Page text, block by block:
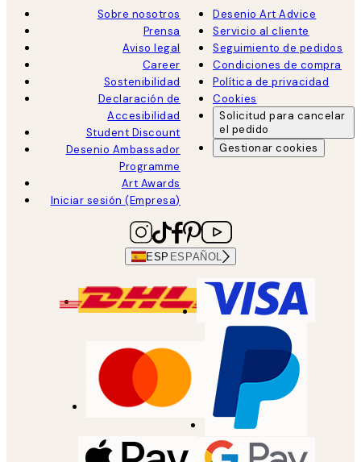
Sobre nosotros
Prensa
Aviso legal
Career
Sostenibilidad
Declaración de
Accesibilidad
Student Discount
Desenio Ambassador
Programme
Art Awards
Iniciar sesión (Empresa)
Desenio Art Advice
Servicio al cliente
Seguimiento de pedidos
Condiciones de compra
Política de privacidad
Cookies
Solicitud para cancelar
el pedido
Gestionar cookies
ESP ESPAÑOL